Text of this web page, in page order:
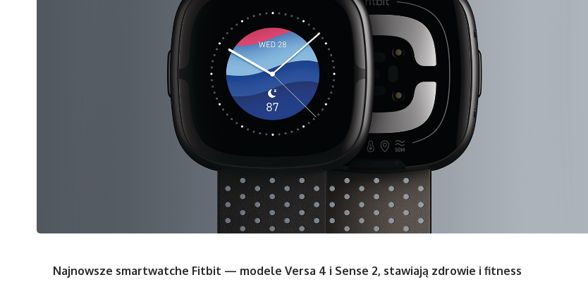
Najnowsze smartwatche Fitbit — modele Versa 4 i Sense 2, stawiają zdrowie i fitness